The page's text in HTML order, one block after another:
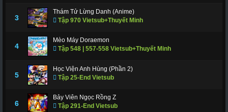
3
Thám Tử Lừng Danh (Anime)
Tập 970 Vietsub+Thuyết Minh
4
Mèo Máy Doraemon
Tập 548 | 557-558 Vietsub+Thuyết Minh
5
Học Viện Anh Hùng (Phần 2)
Tập 25-End Vietsub
6
Bảy Viên Ngọc Rồng Z
Tập 291-End Vietsub